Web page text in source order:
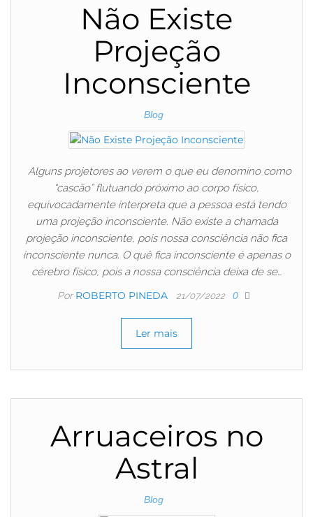
Não Existe
Projeção
Inconsciente
Blog
Alguns projetores ao verem o que eu denomino como
“cascão” flutuando próximo ao corpo físico,
equivocadamente interpreta que a pessoa está tendo
uma projeção inconsciente. Não existe a chamada
projeção inconsciente, pois nossa consciência não fica
inconsciente nunca. O quê fica inconsciente é apenas o
cérebro físico, pois a nossa consciência deixa de se…
Por ROBERTO PINEDA 21/07/2022 0
Ler mais
Arruaceiros no
Astral
Blog